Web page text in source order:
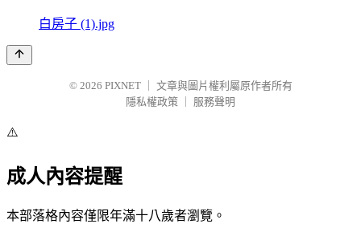
白房子 (1).jpg
© 2026 PIXNET
文章與圖片權利屬原作者所有
隱私權政策
服務聲明
⚠️
成人內容提醒
本部落格內容僅限年滿十八歲者瀏覽。